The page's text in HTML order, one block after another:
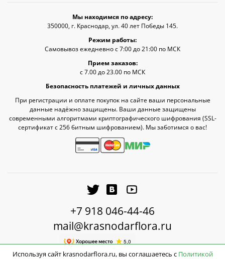
Используя сайт krasnodarflora.ru, вы соглашаетесь с Политикой
До бесплатной доставки ещё2 900 ₽
Мы находимся по адресу:
350000, г. Краснодар, ул. 40 лет Победы 145.
Режим работы:
Самовывоз ежедневно с 7:00 до 21:00 по МСК
Прием заказов:
с 7.00 до 23.00 по МСК
Безопасность платежей и личных данных
При регистрации и оплате покупок на сайте ваши персональные
данные надёжно защищены. Ваши данные защищены
современными алгоритмами криптографического шифрования (SSL-
сертификат c 256 битным шифрованием). Мы заботимся о вас!
+7 918 046-44-46
mail@krasnodarflora.ru